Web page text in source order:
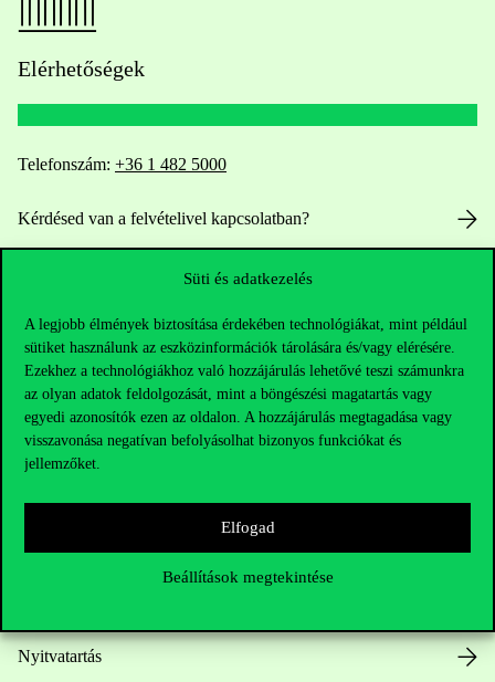
Süti és adatkezelés
A legjobb élmények biztosítása érdekében technológiákat, mint például
sütiket használunk az eszközinformációk tárolására és/vagy elérésére.
Ezekhez a technológiákhoz való hozzájárulás lehetővé teszi számunkra
az olyan adatok feldolgozását, mint a böngészési magatartás vagy
egyedi azonosítók ezen az oldalon. A hozzájárulás megtagadása vagy
visszavonása negatívan befolyásolhat bizonyos funkciókat és
jellemzőket.
Elfogad
Beállítások megtekintése
Elérhetőségek
Telefonszám: +36 1 482 5000
Kérdésed van a felvételivel kapcsolatban?
HUB jelenlegi hallgatóinknak
Sajtó:press@uni-corvinus.hu
Nyitvatartás